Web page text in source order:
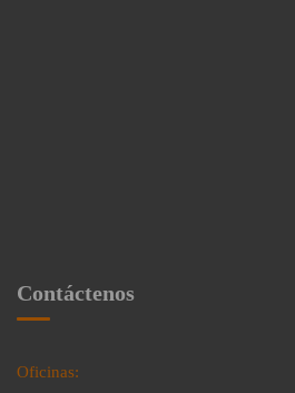
Contáctenos
Oficinas: